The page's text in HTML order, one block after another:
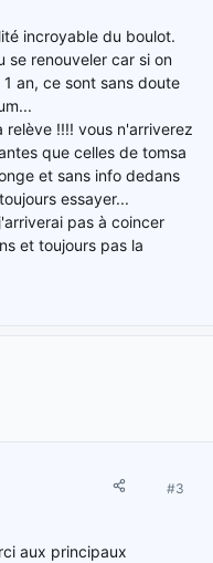
incroyable du boulot.
se renouveler car si on
an, ce sont sans doute
relève !!!! vous n'arriverez
que celles de tomsa
et sans info dedans
essayer...
pas à coincer
et toujours pas la
#3
aux principaux